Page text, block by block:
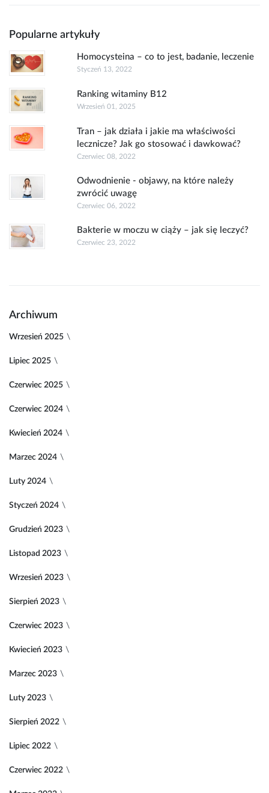
Popularne artykuły
Homocysteina – co to jest, badanie, leczenie
Styczeń 13, 2022
Ranking witaminy B12
Wrzesień 01, 2025
Tran – jak działa i jakie ma właściwości
lecznicze? Jak go stosować i dawkować?
Czerwiec 08, 2022
Odwodnienie - objawy, na które należy
zwrócić uwagę
Czerwiec 06, 2022
Bakterie w moczu w ciąży – jak się leczyć?
Czerwiec 23, 2022
Archiwum
Wrzesień 2025
Lipiec 2025
Czerwiec 2025
Czerwiec 2024
Kwiecień 2024
Marzec 2024
Luty 2024
Styczeń 2024
Grudzień 2023
Listopad 2023
Wrzesień 2023
Sierpień 2023
Czerwiec 2023
Kwiecień 2023
Marzec 2023
Luty 2023
Sierpień 2022
Lipiec 2022
Czerwiec 2022